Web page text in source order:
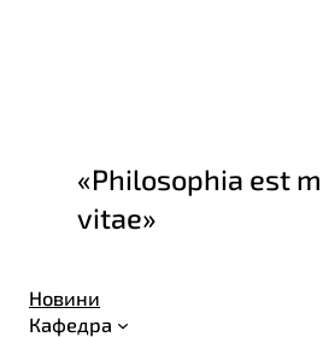
«Philosophia est
vitae»
Новини
Кафедра